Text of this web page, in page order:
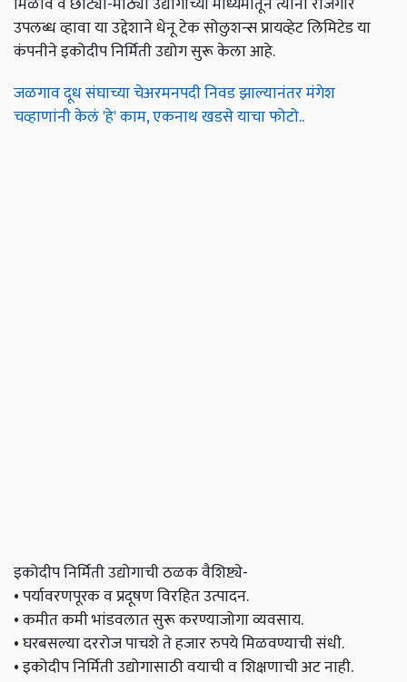
उपलब्ध व्हावा या उद्देशाने धेनू टेक सोलुशन्स प्रायव्हेट लिमिटेड या
कंपनीने इकोदीप निर्मिती उद्योग सुरू केला आहे.
जळगाव दूध संघाच्या चेअरमनपदी निवड झाल्यानंतर मंगेश
चव्हाणांनी केलं 'हे' काम, एकनाथ खडसे याचा फोटो..
इकोदीप निर्मिती उद्योगाची ठळक वैशिष्ट्ये-
• पर्यावरणपूरक व प्रदूषण विरहित उत्पादन.
• कमीत कमी भांडवलात सुरू करण्याजोगा व्यवसाय.
• घरबसल्या दररोज पाचशे ते हजार रुपये मिळवण्याची संधी.
• इकोदीप निर्मिती उद्योगासाठी वयाची व शिक्षणाची अट नाही.